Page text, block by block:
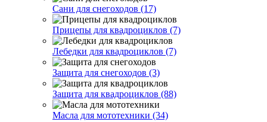
Сани для снегоходов (17)
Прицепы для квадроциклов (7)
Лебедки для квадроциклов (7)
Защита для снегоходов (3)
Защита для квадроциклов (88)
Масла для мототехники (34)